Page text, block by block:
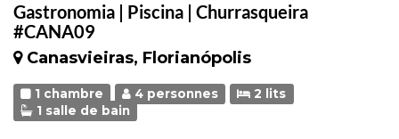
Gastronomia | Piscina | Churrasqueira
#CANA09
Canasvieiras, Florianópolis
1 chambre 4 personnes
2 lits
1 salle de bain